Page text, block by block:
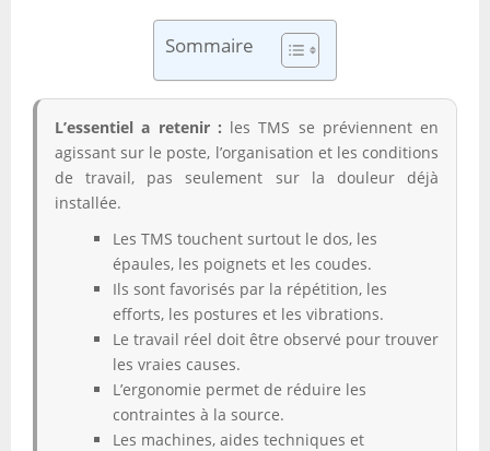
Sommaire
L’essentiel a retenir : les TMS se préviennent en
agissant sur le poste, l’organisation et les conditions
de travail, pas seulement sur la douleur déjà
installée.
Les TMS touchent surtout le dos, les
épaules, les poignets et les coudes.
Ils sont favorisés par la répétition, les
efforts, les postures et les vibrations.
Le travail réel doit être observé pour trouver
les vraies causes.
L’ergonomie permet de réduire les
contraintes à la source.
Les machines, aides techniques et